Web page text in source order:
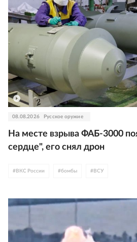
08.08.2026 Русское оружие
На месте взрыва ФАБ-3000
сердце", его снял дрон
# ВКС России #бомбы # ВСУ